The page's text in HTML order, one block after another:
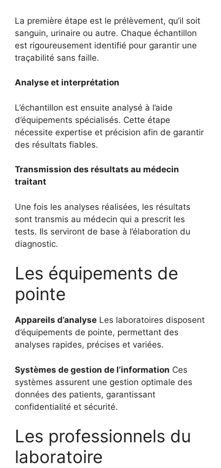
La première étape est le prélèvement, qu’il soit
sanguin, urinaire ou autre. Chaque échantillon
est rigoureusement identifié pour garantir une
traçabilité sans faille.
Analyse et interprétation
L’échantillon est ensuite analysé à l’aide
d’équipements spécialisés. Cette étape
nécessite expertise et précision afin de garantir
des résultats fiables.
Transmission des résultats au médecin
traitant
Une fois les analyses réalisées, les résultats
sont transmis au médecin qui a prescrit les
tests. Ils serviront de base à l’élaboration du
diagnostic.
Les équipements de
pointe
Appareils d’analyse Les laboratoires disposent
d’équipements de pointe, permettant des
analyses rapides, précises et variées.
Systèmes de gestion de l’information Ces
systèmes assurent une gestion optimale des
données des patients, garantissant
confidentialité et sécurité.
Les professionnels du
laboratoire